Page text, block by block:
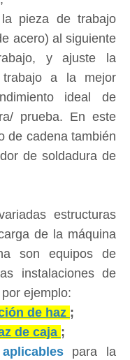
pieza de trabajo
acero) al siguiente
y ajuste la
a la mejor
ideal de
prueba. En este
de cadena también
de soldadura de
estructuras
de la máquina
son equipos de
instalaciones de
ejemplo:
de haz ;
de caja ;
para la